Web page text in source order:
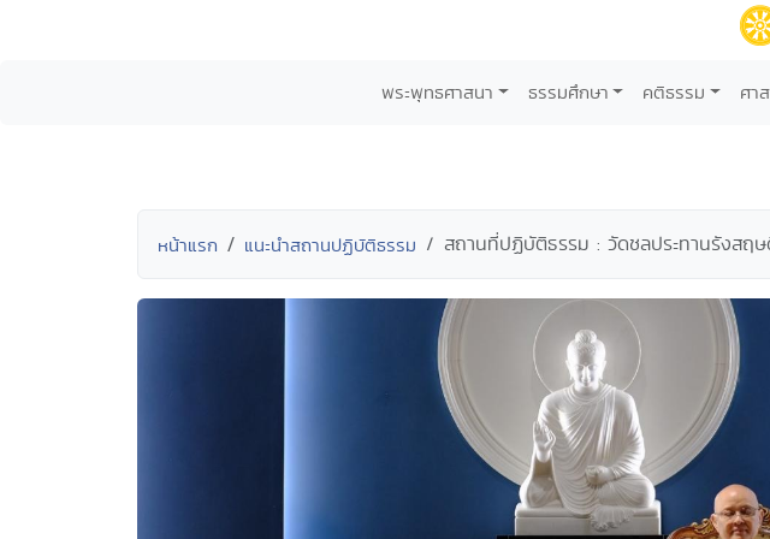
พระพุทธศาสนา ธรรมศึกษา คติธรรม ศา
หน้าแรก แนะนำสถานปฏิบัติธรรม สถานที่ปฏิบัติธรรม : วัดชลประทานรังสฤ